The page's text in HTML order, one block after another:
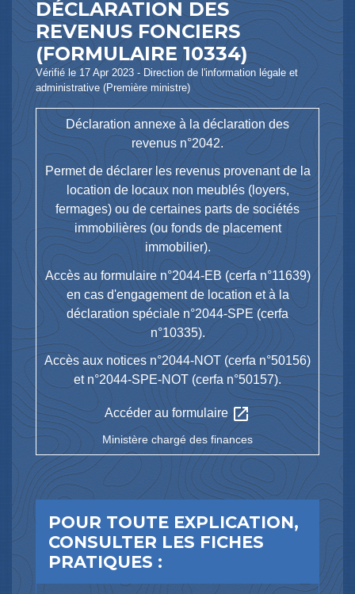
DÉCLARATION DES
REVENUS FONCIERS
(FORMULAIRE 10334)
Vérifié le 17 Apr 2023 - Direction de l'information légale et
administrative (Première ministre)
Déclaration annexe à la déclaration des
revenus n°2042.
Permet de déclarer les revenus provenant de la
location de locaux non meublés (loyers,
fermages) ou de certaines parts de sociétés
immobilières (ou fonds de placement
immobilier).
Accès au formulaire n°2044-EB (cerfa n°11639)
en cas d'engagement de location et à la
déclaration spéciale n°2044-SPE (cerfa
n°10335).
Accès aux notices n°2044-NOT (cerfa n°50156)
et n°2044-SPE-NOT (cerfa n°50157).
Accéder au formulaireopen_in_new
Ministère chargé des finances
POUR TOUTE EXPLICATION,
CONSULTER LES FICHES
PRATIQUES :